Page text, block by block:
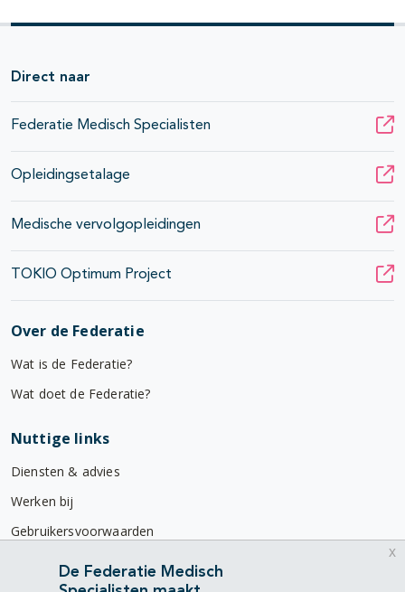
Direct naar
Federatie Medisch Specialisten
Opleidingsetalage
Medische vervolgopleidingen
TOKIO Optimum Project
Over de Federatie
Wat is de Federatie?
Wat doet de Federatie?
Nuttige links
Diensten & advies
Werken bij
Gebruikersvoorwaarden
Privacyverklaring
De Federatie Medisch
x